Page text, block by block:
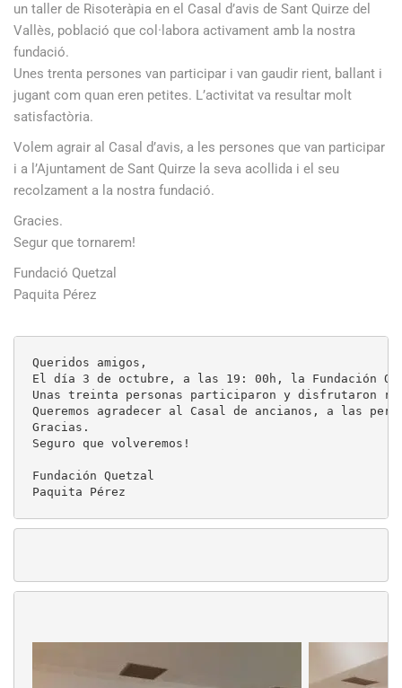
un taller de Risoteràpia en el Casal d’avis de Sant Quirze del
Vallès, població que col·labora activament amb la nostra
fundació.
Unes trenta persones van participar i van gaudir rient, ballant i
jugant com quan eren petites. L’activitat va resultar molt
satisfactòria.
Volem agrair al Casal d’avis, a les persones que van participar
i a l’Ajuntament de Sant Quirze la seva acollida i el seu
recolzament a la nostra fundació.
Gracies.
Segur que tornarem!
Fundació Quetzal
Paquita Pérez
Queridos amigos,
El día 3 de octubre, a las 19: 00h, la Fundación
Unas treinta personas participaron y disfrutaron
Queremos agradecer al Casal de ancianos, a las
Gracias.
Seguro que volveremos!
Fundación Quetzal
Paquita Pérez